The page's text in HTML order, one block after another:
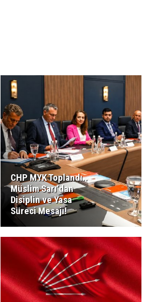
CHP MYK Toplandı..
Müslim Sarı’dan
Disiplin ve Yasa
Süreci Mesajı!